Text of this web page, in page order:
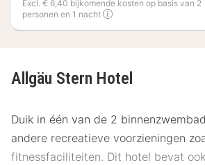
Excl. € 6,40 bijkomende kosten op basis van 2
personen en 1 nacht
Allgäu Stern Hotel
Duik in één van de 2
andere recreatieve voorzieningen
fitnessfaciliteiten. Dit hotel bevat